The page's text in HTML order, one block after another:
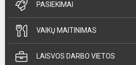
PASIEKIMAI
VAIKŲ MAITINIMAS
LAISVOS DARBO VIETOS